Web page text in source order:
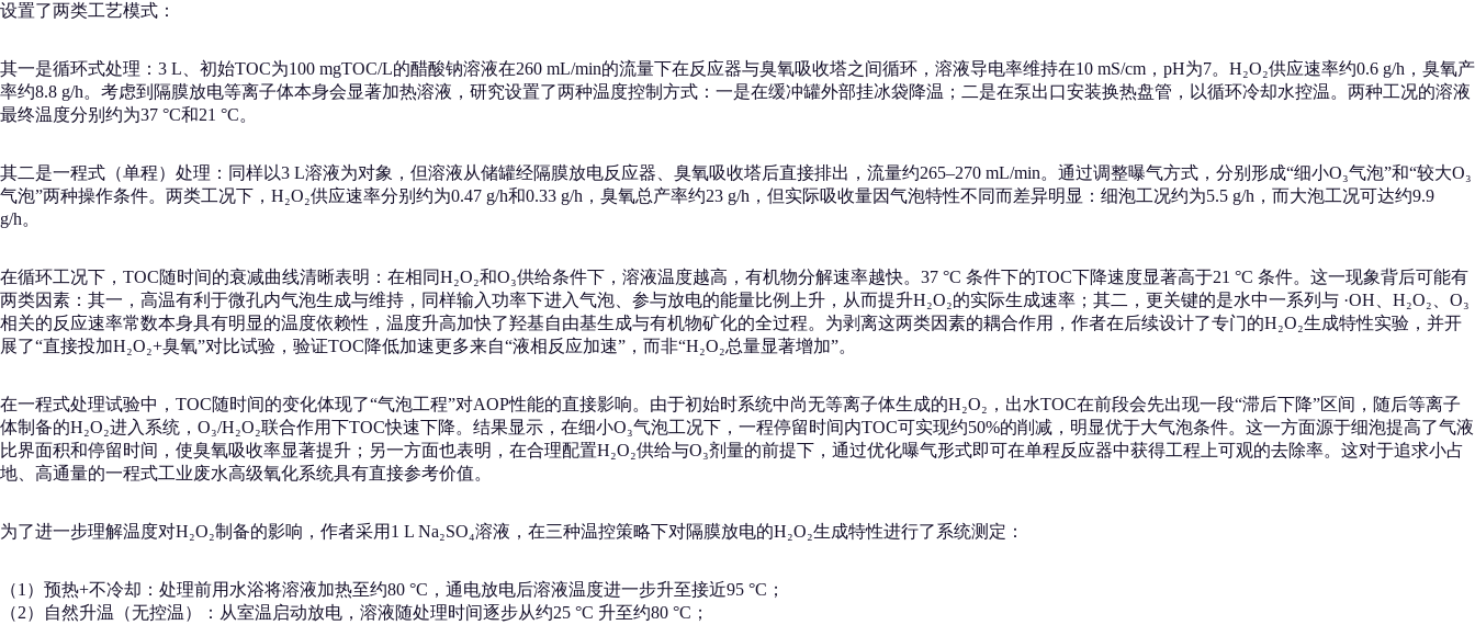
设置了两类工艺模式：
其一是循环式处理：3 L、初始TOC为100 mgTOC/L的醋酸钠溶液在260 mL/min的流量下在反应器与臭氧吸收塔之间循环，溶液导电率维持在10 mS/cm，pH为7。H₂O₂供应速率约0.6 g/h，臭氧产
率约8.8 g/h。考虑到隔膜放电等离子体本身会显著加热溶液，研究设置了两种温度控制方式：一是在缓冲罐外部挂冰袋降温；二是在泵出口安装换热盘管，以循环冷却水控温。两种工况的溶液
最终温度分别约为37 °C和21 °C。
其二是一程式（单程）处理：同样以3 L溶液为对象，但溶液从储罐经隔膜放电反应器、臭氧吸收塔后直接排出，流量约265–270 mL/min。通过调整曝气方式，分别形成“细小O₃气泡”和“较大O₃
气泡”两种操作条件。两类工况下，H₂O₂供应速率分别约为0.47 g/h和0.33 g/h，臭氧总产率约23 g/h，但实际吸收量因气泡特性不同而差异明显：细泡工况约为5.5 g/h，而大泡工况可达约9.9
g/h。
在循环工况下，TOC随时间的衰减曲线清晰表明：在相同H₂O₂和O₃供给条件下，溶液温度越高，有机物分解速率越快。37 °C 条件下的TOC下降速度显著高于21 °C 条件。这一现象背后可能有
两类因素：其一，高温有利于微孔内气泡生成与维持，同样输入功率下进入气泡、参与放电的能量比例上升，从而提升H₂O₂的实际生成速率；其二，更关键的是水中一系列与 ·OH、H₂O₂、O₃
相关的反应速率常数本身具有明显的温度依赖性，温度升高加快了羟基自由基生成与有机物矿化的全过程。为剥离这两类因素的耦合作用，作者在后续设计了专门的H₂O₂生成特性实验，并开
展了“直接投加H₂O₂+臭氧”对比试验，验证TOC降低加速更多来自“液相反应加速”，而非“H₂O₂总量显著增加”。
在一程式处理试验中，TOC随时间的变化体现了“气泡工程”对AOP性能的直接影响。由于初始时系统中尚无等离子体生成的H₂O₂，出水TOC在前段会先出现一段“滞后下降”区间，随后等离子
体制备的H₂O₂进入系统，O₃/H₂O₂联合作用下TOC快速下降。结果显示，在细小O₃气泡工况下，一程停留时间内TOC可实现约50%的削减，明显优于大气泡条件。这一方面源于细泡提高了气液
比界面积和停留时间，使臭氧吸收率显著提升；另一方面也表明，在合理配置H₂O₂供给与O₃剂量的前提下，通过优化曝气形式即可在单程反应器中获得工程上可观的去除率。这对于追求小占
地、高通量的一程式工业废水高级氧化系统具有直接参考价值。
为了进一步理解温度对H₂O₂制备的影响，作者采用1 L Na₂SO₄溶液，在三种温控策略下对隔膜放电的H₂O₂生成特性进行了系统测定：
（1）预热+不冷却：处理前用水浴将溶液加热至约80 °C，通电放电后溶液温度进一步升至接近95 °C；
（2）自然升温（无控温）：从室温启动放电，溶液随处理时间逐步从约25 °C 升至约80 °C；